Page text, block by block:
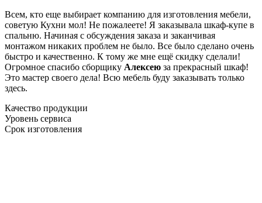
Всем, кто еще выбирает компанию для изготовления мебели,
советую Кухни мол! Не пожалеете! Я заказывала шкаф-купе в
спальню. Начиная с обсуждения заказа и заканчивая
монтажом никаких проблем не было. Все было сделано очень
быстро и качественно. К тому же мне ещё скидку сделали!
Огромное спасибо сборщику Алексею за прекрасный шкаф!
Это мастер своего дела! Всю мебель буду заказывать только
здесь.
Качество продукции
Уровень сервиса
Срок изготовления